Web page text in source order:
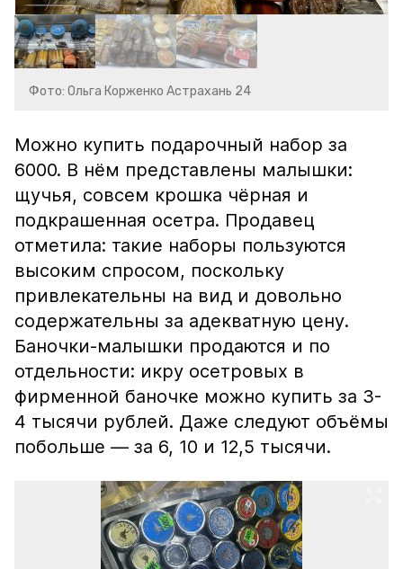
Фото: Ольга Корженко Астрахань 24
Можно купить подарочный набор за
6000. В нём представлены малышки:
щучья, совсем крошка чёрная и
подкрашенная осетра. Продавец
отметила: такие наборы пользуются
высоким спросом, поскольку
привлекательны на вид и довольно
содержательны за адекватную цену.
Баночки-малышки продаются и по
отдельности: икру осетровых в
фирменной баночке можно купить за 3-
4 тысячи рублей. Даже следуют объёмы
побольше — за 6, 10 и 12,5 тысячи.